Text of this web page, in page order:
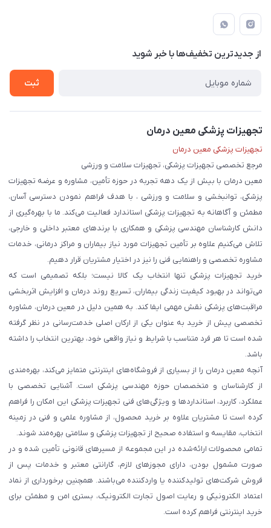
لیست محصولات
درباره ما
راهنما
قوانین و مقررات
حریم خصوصی
از جدید‌ترین تخفیف‌ها با‌ خبر شوید
ثبت
تجهیزات پزشکی معین درمان
تجهیزات پزشکی معین درمان
مرجع تخصصی تجهیزات پزشکی، تجهیزات سلامت و ورزشی
معین درمان با بیش از یک دهه تجربه در حوزه تأمین، مشاوره و عرضه تجهیزات
پزشکی، توانبخشی و سلامت و ورزشی ، با هدف فراهم نمودن دسترسی آسان،
مطمئن و آگاهانه به تجهیزات پزشکی استاندارد فعالیت می‌کند. ما با بهره‌گیری از
دانش کارشناسان مهندسی پزشکی و همکاری با برندهای معتبر داخلی و خارجی،
تلاش می‌کنیم علاوه بر تأمین تجهیزات مورد نیاز بیماران و مراکز درمانی، خدمات
مشاوره تخصصی و راهنمایی فنی را نیز در اختیار مشتریان قرار دهیم.
خرید تجهیزات پزشکی تنها انتخاب یک کالا نیست؛ بلکه تصمیمی است که
می‌تواند در بهبود کیفیت زندگی بیماران، تسریع روند درمان و افزایش اثربخشی
مراقبت‌های پزشکی نقش مهمی ایفا کند. به همین دلیل در معین درمان، مشاوره
تخصصی پیش از خرید به عنوان یکی از ارکان اصلی خدمت‌رسانی در نظر گرفته
شده است تا هر فرد متناسب با شرایط و نیاز واقعی خود، بهترین انتخاب را داشته
باشد.
آنچه معین درمان را از بسیاری از فروشگاه‌های اینترنتی متمایز می‌کند، بهره‌مندی
از کارشناسان و متخصصان حوزه مهندسی پزشکی است. آشنایی تخصصی با
عملکرد، کاربرد، استانداردها و ویژگی‌های فنی تجهیزات پزشکی این امکان را فراهم
کرده است تا مشتریان علاوه بر خرید محصول، از مشاوره علمی و فنی در زمینه
انتخاب، مقایسه و استفاده صحیح از تجهیزات پزشکی و سلامتی بهره‌مند شوند.
تمامی محصولات ارائه‌شده در این مجموعه از مسیرهای قانونی تأمین شده و در
صورت مشمول بودن، دارای مجوزهای لازم، گارانتی معتبر و خدمات پس از
فروش شرکت‌های تولیدکننده یا واردکننده می‌باشند. همچنین برخورداری از نماد
اعتماد الکترونیکی و رعایت اصول تجارت الکترونیک، بستری امن و مطمئن برای
خرید اینترنتی فراهم کرده است.